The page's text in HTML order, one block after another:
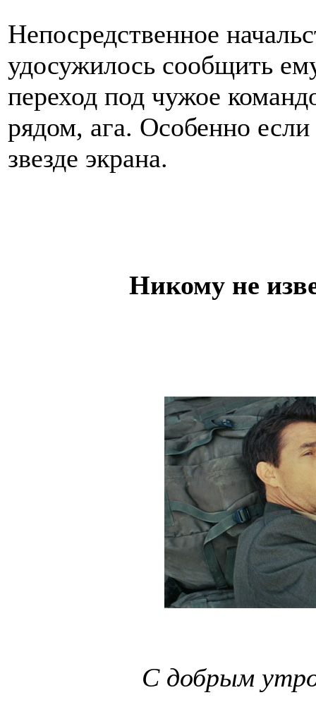
Непосредственное
удосужилось сообщить
переход под чужое
рядом, ага. Особенно
звезде экрана.
Никому не
С добрым